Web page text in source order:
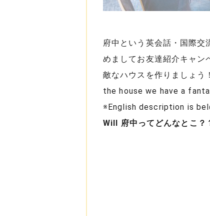
府中という英会話・国際交
めましてお友達紹介キャン
敵なハウスを作りましょ
the house we have a
※English description is
Will 府中ってどんなとこ？